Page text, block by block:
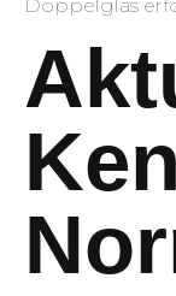
Doppelglas